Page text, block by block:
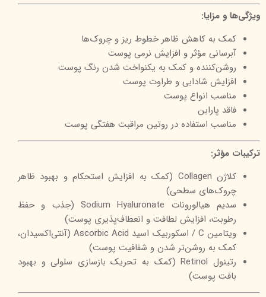
ویژگی‌ها و مزایا:
کمک به کاهش ظاهر خطوط ریز و چروک‌ها
آبرسانی مؤثر و افزایش نرمی پوست
روشن‌کننده و کمک به یکنواخت شدن رنگ پوست
افزایش شادابی و طراوت پوست
مناسب انواع پوست
فاقد پارابن
مناسب استفاده در روتین مراقبت هفتگی پوست
ترکیبات مؤثر:
کلاژن Collagen (کمک به افزایش استحکام و بهبود ظاهر
چروک‌های سطحی)
سدیم هیالورونات Sodium Hyaluronate (جذب و حفظ
رطوبت، افزایش لطافت و انعطاف‌پذیری پوست)
ویتامین C / اسکوربیک اسید Ascorbic Acid (آنتی‌اکسیدان،
کمک به روشن‌تر شدن و شفافیت پوست)
رتینول Retinol (کمک به تحریک بازسازی سلولی و بهبود
بافت پوست)